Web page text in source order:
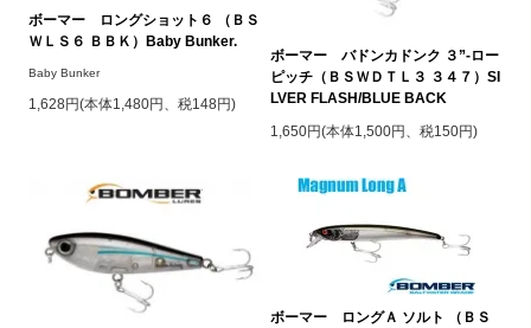
ボーマー ロングショット６ （ＢＳ
ＷＬＳ６ ＢＢＫ）Baby Bunker.
Baby Bunker
1,628円(本体1,480円、税148円)
ボーマー バドンカドンク ３”-ロー
ピッチ（ＢＳＷＤＴＬ３ ３４７）SI
LVER FLASH/BLUE BACK
1,650円(本体1,500円、税150円)
ボーマー ロングＡ ソルト （ＢＳ